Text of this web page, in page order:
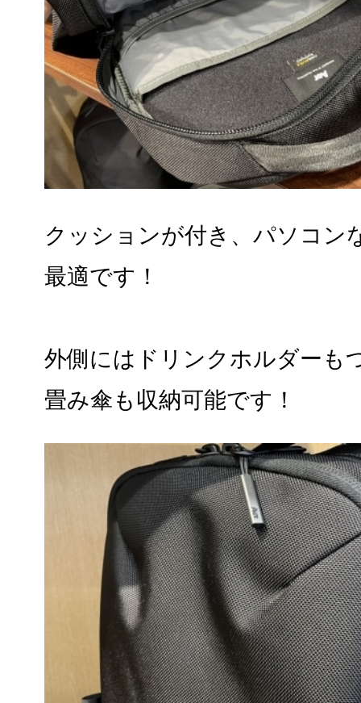
クッションが付き、パソコン
最適です！
外側にはドリンクホルダーも
畳み傘も収納可能です！